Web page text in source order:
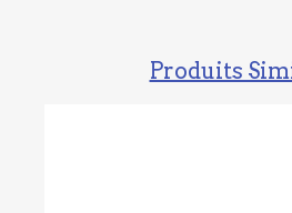
Produits